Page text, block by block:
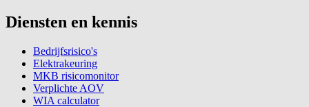
Diensten en kennis
Bedrijfsrisico's
Elektrakeuring
MKB risicomonitor
Verplichte AOV
WIA calculator